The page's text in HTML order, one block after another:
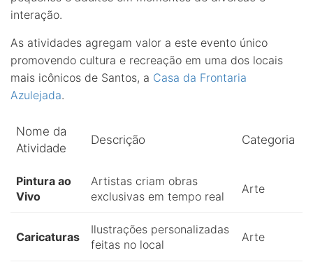
interação.
As atividades agregam valor a este evento único
promovendo cultura e recreação em uma dos locais
mais icônicos de Santos, a Casa da Frontaria
Azulejada.
Nome da
Atividade
Descrição Categoria
Pintura ao
Vivo
Artistas criam obras
exclusivas em tempo real
Arte
Caricaturas
Ilustrações personalizadas
feitas no local
Arte